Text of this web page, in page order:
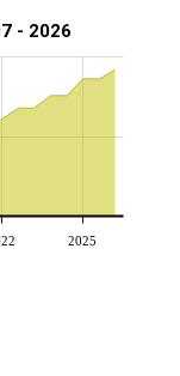
- 2026
2025